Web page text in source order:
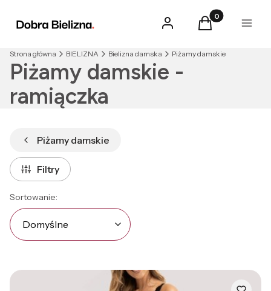
Zaloguj sięProdukty w
Koszyk Menu
Strona główna BIELIZNA Bielizna damska Piżamy damskie
Piżamy damskie -
ramiączka
Piżamy damskie
Filtry
Lista produktów
Sortowanie:
Domyślne